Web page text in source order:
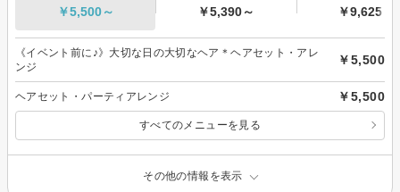
￥5,500～ ￥5,390～ ￥9,625～
《イベント前に♪》大切な日の大切なヘア＊ヘアセット・アレ
ンジ
￥5,500
ヘアセット・パーティアレンジ ￥5,500
すべてのメニューを見る
その他の情報を表示